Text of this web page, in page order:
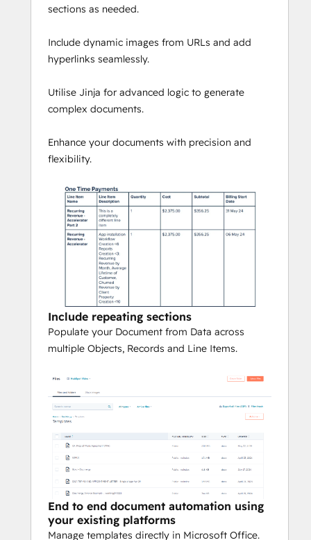
with Docusign, Clone records (including
information and add to a Property or
calculate a date.
Get started on our free plan - No credit
card required, can cancel at anytime
Integration Glue pricing is based on
utilization, so you can use all of our apps
only be charged for the total credits you
use per month.
Integration Glue does not retain any data
or files when using this app; it simply
reads and outputs data to your own
HubSpot portal.
sections as needed.
Include dynamic images from URLs and add
hyperlinks seamlessly.
Utilise Jinja for advanced logic to generate
complex documents.
Enhance your documents with precision and
flexibility.
Include repeating sections
Populate your Document from Data across
multiple Objects, Records and Line Items.
End to end document automation using
your existing platforms
Manage templates directly in Microsoft Office.